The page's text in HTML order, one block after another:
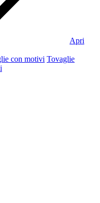
Apri
con motivi Tovaglie